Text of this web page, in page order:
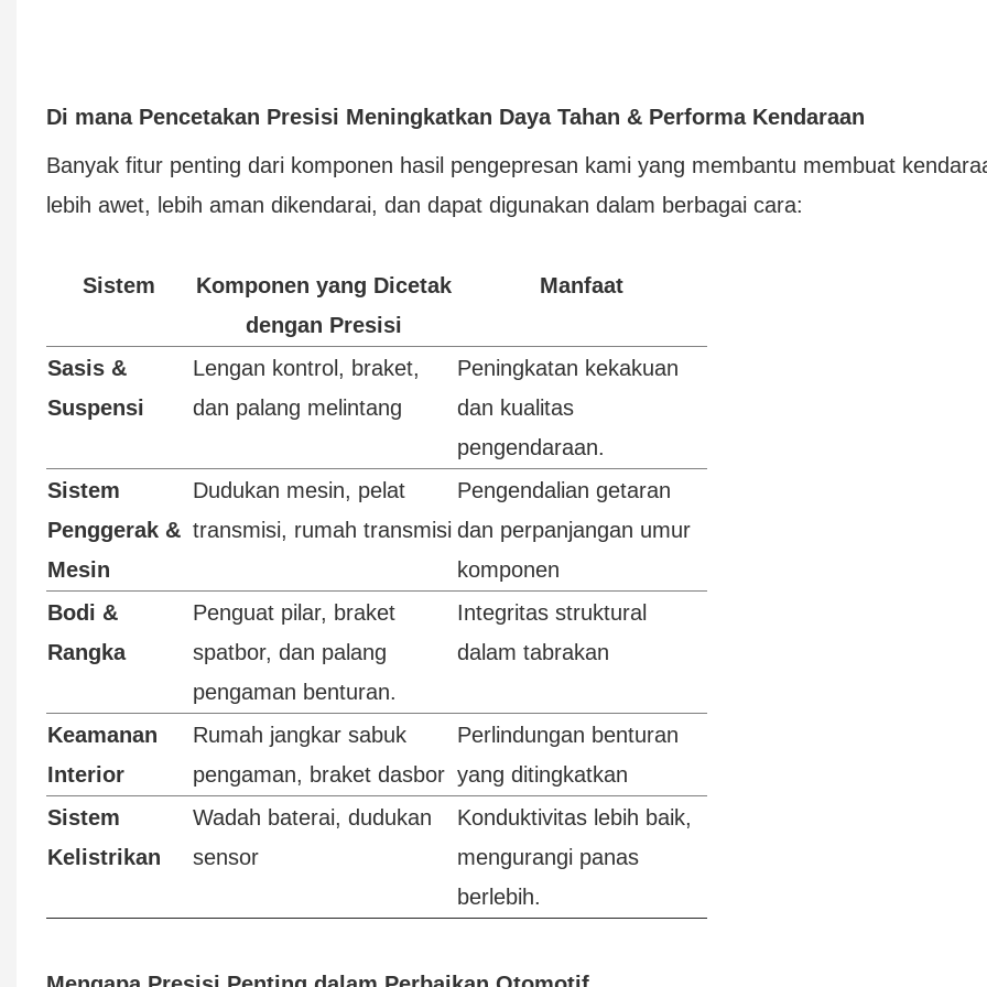
Di mana Pencetakan Presisi Meningkatkan Daya Tahan & Performa Kendaraan
Banyak fitur penting dari komponen hasil pengepresan kami yang membantu membuat
lebih awet, lebih aman dikendarai, dan dapat digunakan dalam berbagai cara:
Sistem
Komponen yang Dicetak
dengan Presisi
Manfaat
Sasis &
Suspensi
Lengan kontrol, braket,
dan palang melintang
Peningkatan kekakuan
dan kualitas
pengendaraan.
Sistem
Penggerak &
Mesin
Dudukan mesin, pelat
transmisi, rumah transmisi
Pengendalian getaran
dan perpanjangan umur
komponen
Bodi &
Rangka
Penguat pilar, braket
spatbor, dan palang
pengaman benturan.
Integritas struktural
dalam tabrakan
Keamanan
Interior
Rumah jangkar sabuk
pengaman, braket dasbor
Perlindungan benturan
yang ditingkatkan
Sistem
Kelistrikan
Wadah baterai, dudukan
sensor
Konduktivitas lebih baik,
mengurangi panas
berlebih.